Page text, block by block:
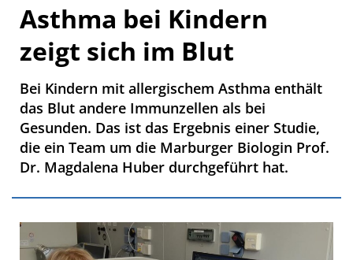
Asthma bei Kindern
zeigt sich im Blut
Bei Kindern mit allergischem Asthma enthält
das Blut andere Immunzellen als bei
Gesunden. Das ist das Ergebnis einer Studie,
die ein Team um die Marburger Biologin Prof.
Dr. Magdalena Huber durchgeführt hat.